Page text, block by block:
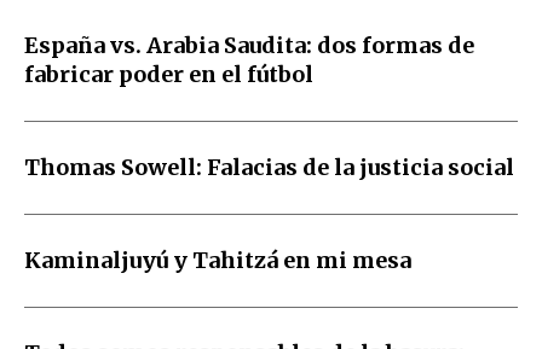
España vs. Arabia Saudita: dos formas de
fabricar poder en el fútbol
Thomas Sowell: Falacias de la justicia social
Kaminaljuyú y Tahitzá en mi mesa